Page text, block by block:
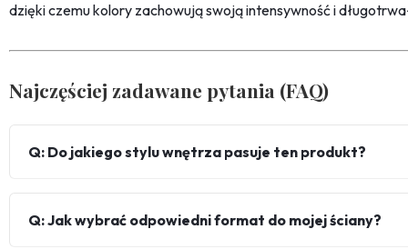
dzięki czemu kolory zachowują swoją intensywność i
Najczęściej zadawane pytania (FAQ)
Q: Do jakiego stylu wnętrza pasuje ten produkt?
Q: Jak wybrać odpowiedni format do mojej ściany?